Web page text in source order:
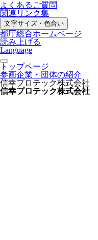
よくあるご質問
関連リンク集
文字サイズ・色合い
都庁総合ホームページ
読み上げる
Language
トップページ
参画企業・団体の紹介
信幸プロテック株式会社
信幸プロテック株式会社